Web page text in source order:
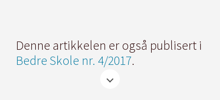
Denne artikkelen er også publisert i
Bedre Skole nr. 4/2017.